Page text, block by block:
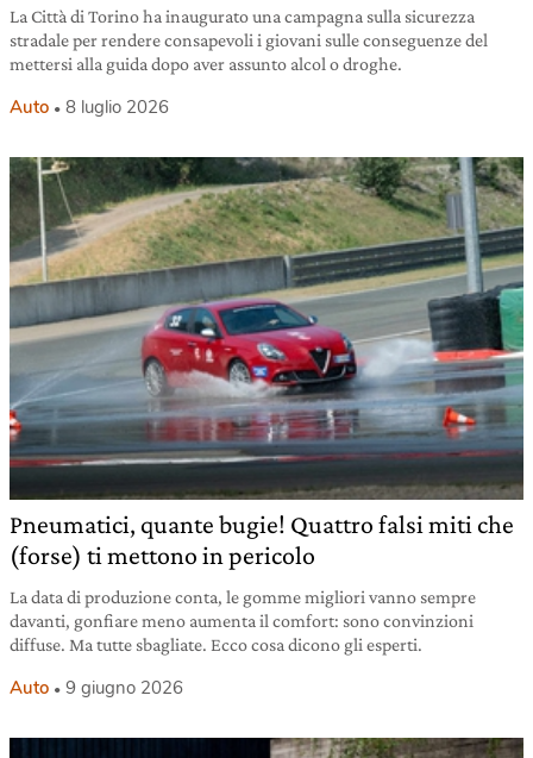
La Città di Torino ha inaugurato una campagna sulla sicurezza
stradale per rendere consapevoli i giovani sulle conseguenze del
mettersi alla guida dopo aver assunto alcol o droghe.
Auto 8 luglio 2026
Pneumatici, quante bugie! Quattro falsi miti che
(forse) ti mettono in pericolo
La data di produzione conta, le gomme migliori vanno sempre
davanti, gonfiare meno aumenta il comfort: sono convinzioni
diffuse. Ma tutte sbagliate. Ecco cosa dicono gli esperti.
Auto 9 giugno 2026